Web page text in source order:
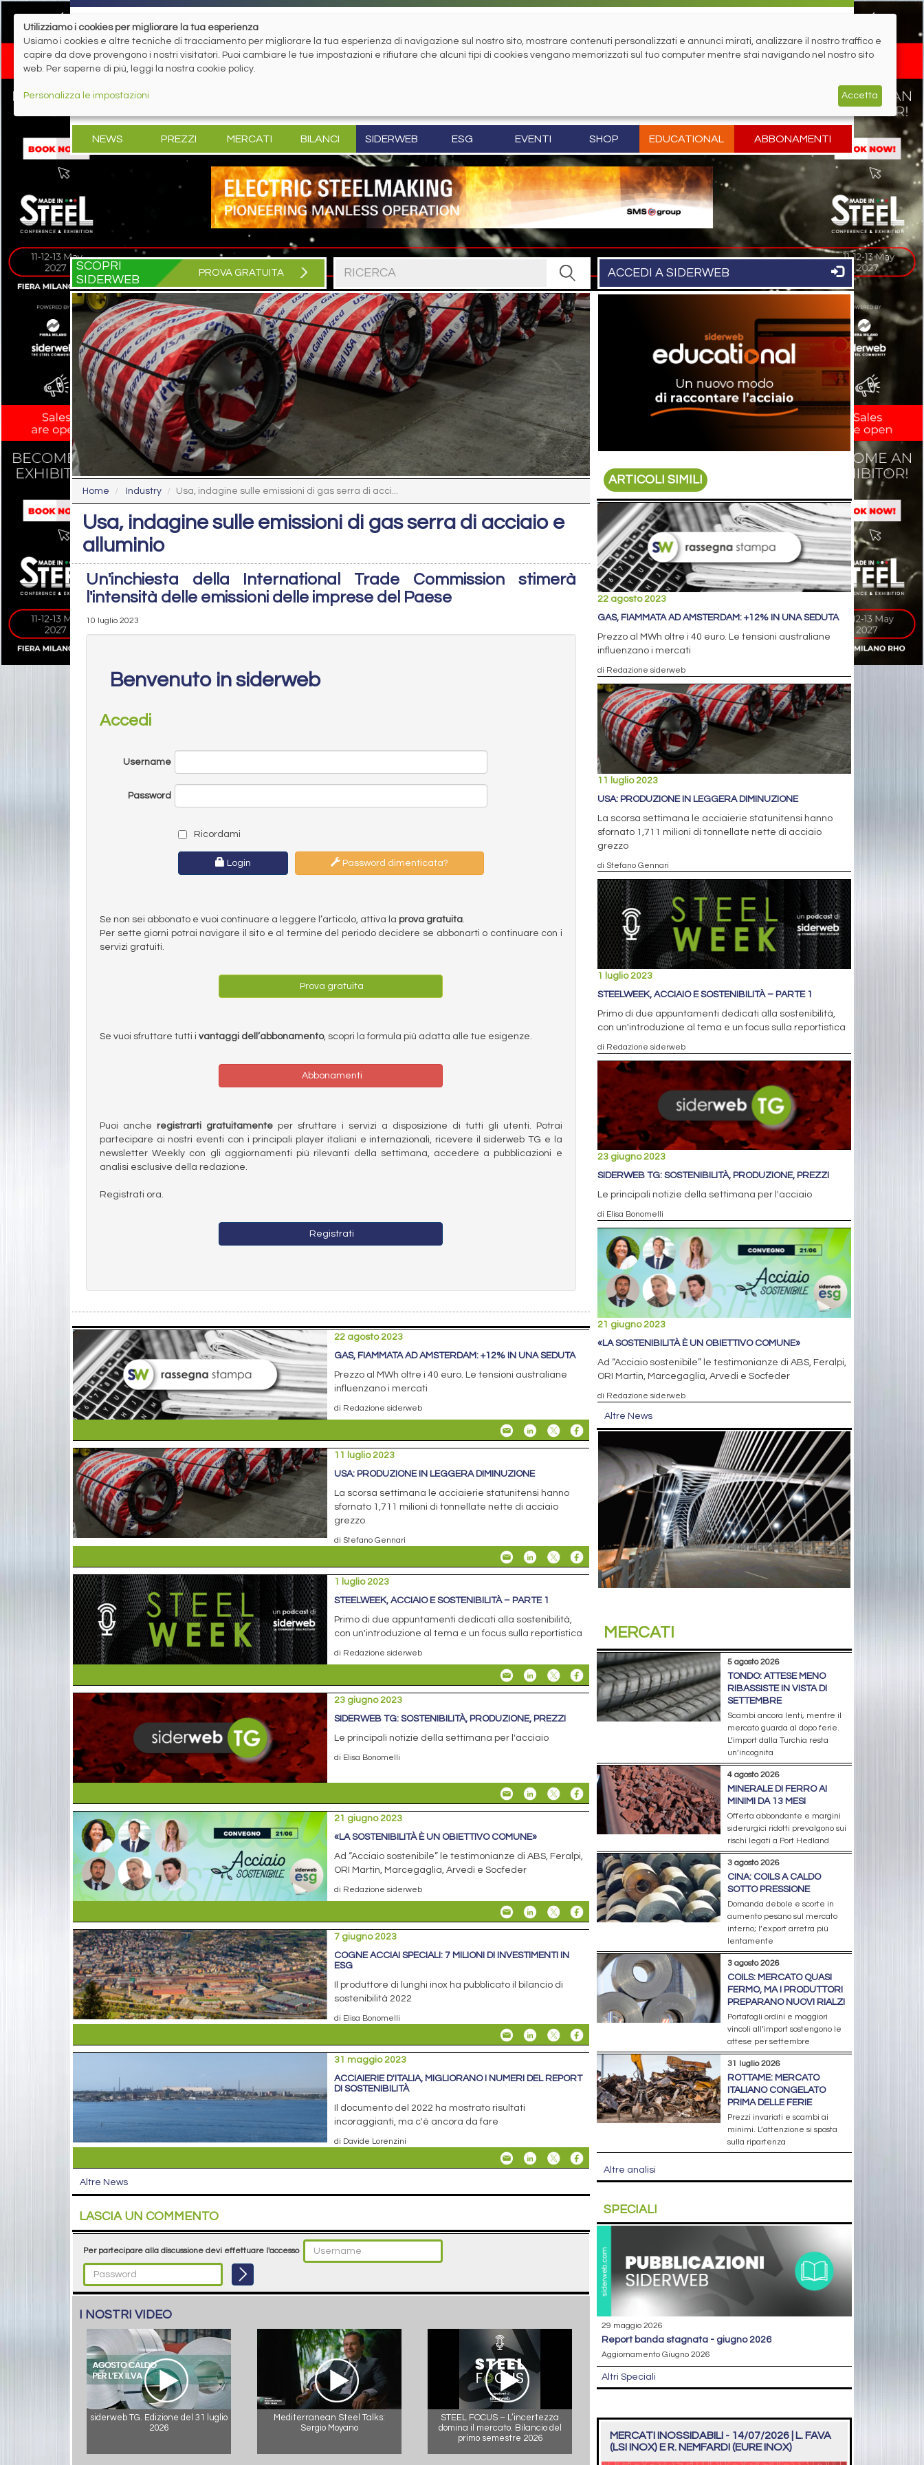
NEWS PREZZI MERCATI BILANCI SIDERWEB ESG EVENTI SHOP EDUCATIONAL ABBONAMENTI
SCOPRI
SIDERWEB
PROVA GRATUITA ACCEDI A SIDERWEB
Home Industry Usa, indagine sulle emissioni di gas serra di acci...
Usa, indagine sulle emissioni di gas serra di acciaio e
alluminio
Un'inchiesta della International Trade Commission stimerà
l'intensità delle emissioni delle imprese del Paese
10 luglio 2023
Benvenuto in siderweb
Accedi
Username
Password
Ricordami
Login Password dimenticata?
Se non sei abbonato e vuoi continuare a leggere l’articolo, attiva la prova gratuita.
Per sette giorni potrai navigare il sito e al termine del periodo decidere se abbonarti o continuare con i
servizi gratuiti.
Prova gratuita
Se vuoi sfruttare tutti i vantaggi dell’abbonamento, scopri la formula più adatta alle tue esigenze.
Abbonamenti
Puoi anche registrarti gratuitamenteper sfruttare i servizi a disposizione di tutti gli utenti. Potrai
partecipare ai nostri eventi con i principali player italiani e internazionali, ricevere il siderweb TG e la
newsletter Weekly con gli aggiornamenti più rilevanti della settimana, accedere a pubblicazioni e
analisi esclusive della redazione.
Registrati ora.
Registrati
22 agosto 2023
GAS, FIAMMATA AD AMSTERDAM: +12% IN UNA SEDUTA
Prezzo al MWh oltre i 40 euro. Le tensioni australiane
influenzano i mercati
di Redazione siderweb
11 luglio 2023
USA: PRODUZIONE IN LEGGERA DIMINUZIONE
La scorsa settimana le acciaierie statunitensi hanno
sfornato 1,711 milioni di tonnellate nette di acciaio
grezzo
di Stefano Gennari
1 luglio 2023
STEELWEEK, ACCIAIO E SOSTENIBILITÀ – PARTE 1
Primo di due appuntamenti dedicati alla sostenibilità,
con un'introduzione al tema e un focus sulla reportistica
di Redazione siderweb
23 giugno 2023
SIDERWEB TG: SOSTENIBILITÀ, PRODUZIONE, PREZZI
Le principali notizie della settimana per l'acciaio
di Elisa Bonomelli
21 giugno 2023
«LA SOSTENIBILITÀ È UN OBIETTIVO COMUNE»
Ad “Acciaio sostenibile” le testimonianze di ABS, Feralpi,
ORI Martin, Marcegaglia, Arvedi e Socfeder
di Redazione siderweb
7 giugno 2023
COGNE ACCIAI SPECIALI: 7 MILIONI DI INVESTIMENTI IN
ESG
Il produttore di lunghi inox ha pubblicato il bilancio di
sostenibilità 2022
di Elisa Bonomelli
31 maggio 2023
ACCIAIERIE D'ITALIA, MIGLIORANO I NUMERI DEL REPORT
DI SOSTENIBILITÀ
Il documento del 2022 ha mostrato risultati
incoraggianti, ma c'è ancora da fare
di Davide Lorenzini
Altre News
LASCIA UN COMMENTO
Per partecipare alla discussione devi effettuare l'accesso
I NOSTRI VIDEO
siderweb TG. Edizione del 31 luglio
2026
Mediterranean Steel Talks:
Sergio Moyano
STEEL FOCUS – L’incertezza
domina il mercato. Bilancio del
primo semestre 2026
ARTICOLI SIMILI
22 agosto 2023
GAS, FIAMMATA AD AMSTERDAM: +12% IN UNA SEDUTA
Prezzo al MWh oltre i 40 euro. Le tensioni australiane
influenzano i mercati
di Redazione siderweb
11 luglio 2023
USA: PRODUZIONE IN LEGGERA DIMINUZIONE
La scorsa settimana le acciaierie statunitensi hanno
sfornato 1,711 milioni di tonnellate nette di acciaio
grezzo
di Stefano Gennari
1 luglio 2023
STEELWEEK, ACCIAIO E SOSTENIBILITÀ – PARTE 1
Primo di due appuntamenti dedicati alla sostenibilità,
con un'introduzione al tema e un focus sulla reportistica
di Redazione siderweb
23 giugno 2023
SIDERWEB TG: SOSTENIBILITÀ, PRODUZIONE, PREZZI
Le principali notizie della settimana per l'acciaio
di Elisa Bonomelli
21 giugno 2023
«LA SOSTENIBILITÀ È UN OBIETTIVO COMUNE»
Ad “Acciaio sostenibile” le testimonianze di ABS, Feralpi,
ORI Martin, Marcegaglia, Arvedi e Socfeder
di Redazione siderweb
Altre News
MERCATI
5 agosto 2026
TONDO: ATTESE MENO
RIBASSISTE IN VISTA DI
SETTEMBRE
Scambi ancora lenti, mentre il
mercato guarda al dopo ferie.
L’import dalla Turchia resta
un’incognita
4 agosto 2026
MINERALE DI FERRO AI
MINIMI DA 13 MESI
Offerta abbondante e margini
siderurgici ridotti prevalgono sui
rischi legati a Port Hedland
3 agosto 2026
CINA: COILS A CALDO
SOTTO PRESSIONE
Domanda debole e scorte in
aumento pesano sul mercato
interno; l’export arretra più
lentamente
3 agosto 2026
COILS: MERCATO QUASI
FERMO, MA I PRODUTTORI
PREPARANO NUOVI RIALZI
Portafogli ordini e maggiori
vincoli all’import sostengono le
attese per settembre
31 luglio 2026
ROTTAME: MERCATO
ITALIANO CONGELATO
PRIMA DELLE FERIE
Prezzi invariati e scambi ai
minimi. L’attenzione si sposta
sulla ripartenza
Altre analisi
SPECIALI
29 maggio 2026
report banda stagnata - giugno 2026
Aggiornamento Giugno 2026
Altri Speciali
MERCATI INOSSIDABILI - 14/07/2026 | L. FAVA
(LSI INOX) E R. NEMFARDI (EURE INOX)
Utilizziamo i cookies per migliorare la tua esperienza
Usiamo i cookies e altre tecniche di tracciamento per migliorare la tua esperienza di navigazione sul nostro sito, mostrare contenuti personalizzati e annunci mirati, analizzare il nostro traffico e
capire da dove provengono i nostri visitatori. Puoi cambiare le tue impostazioni e rifiutare che alcuni tipi di cookies vengano memorizzati sul tuo computer mentre stai navigando nel nostro sito
web. Per saperne di più, leggi la nostra cookie policy.
Personalizza le impostazioni Accetta